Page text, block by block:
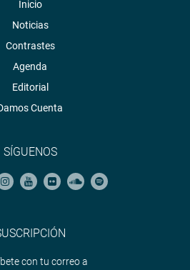
Inicio
Noticias
Contrastes
Agenda
Editorial
Cuenta
SÍGUENOS
con tu correo a